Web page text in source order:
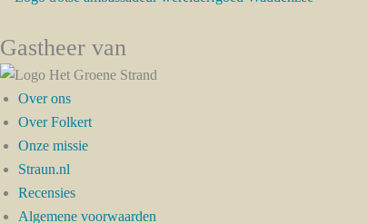
Gastheer van
Over ons
Over Folkert
Onze missie
Straun.nl
Recensies
Algemene voorwaarden